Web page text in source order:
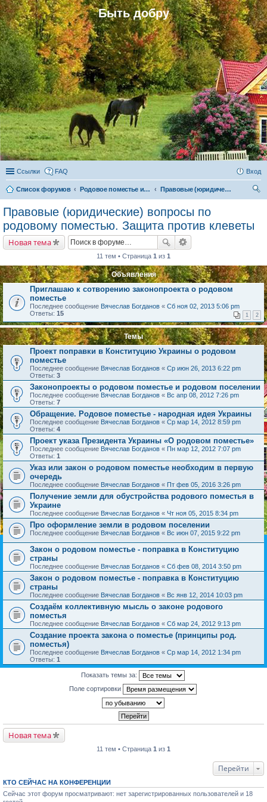
Быть добру
Ссылки FAQ Вход
Список форумов Родовое поместье и родовое поселение
Правовые (юридические) вопросы по родовому поместью. Защита против клеветы
Правовые (юридические) вопросы по
родовому поместью. Защита против клеветы
Новая тема
11 тем • Страница 1 из 1
Объявления
Приглашаю к сотворению законопроекта о родовом
поместье
Последнее сообщение Вячеслав Богданов « Сб ноя 02, 2013 5:06 pm
Ответы: 15 1 2
Темы
Проект поправки в Конституцию Украины о родовом
поместье
Последнее сообщение Вячеслав Богданов « Ср июн 26, 2013 6:22 pm
Ответы: 3
Законопроекты о родовом поместье и родовом поселении
Последнее сообщение Вячеслав Богданов « Вс апр 08, 2012 7:26 pm
Ответы: 7
Обращение. Родовое поместье - народная идея Украины
Последнее сообщение Вячеслав Богданов « Ср мар 14, 2012 8:59 pm
Ответы: 4
Проект указа Президента Украины «О родовом поместье»
Последнее сообщение Вячеслав Богданов « Пн мар 12, 2012 7:07 pm
Ответы: 1
Указ или закон о родовом поместье необходим в первую
очередь
Последнее сообщение Вячеслав Богданов « Пт фев 05, 2016 3:26 pm
Получение земли для обустройства родового поместья в
Украине
Последнее сообщение Вячеслав Богданов « Чт ноя 05, 2015 8:34 pm
Про оформление земли в родовом поселении
Последнее сообщение Вячеслав Богданов « Вс июн 07, 2015 9:22 pm
Закон о родовом поместье - поправка в Конституцию
страны
Последнее сообщение Вячеслав Богданов « Сб фев 08, 2014 3:50 pm
Закон о родовом поместье - поправка в Конституцию
страны
Последнее сообщение Вячеслав Богданов « Вс янв 12, 2014 10:03 pm
Создаём коллективную мысль о законе родового
поместья
Последнее сообщение Вячеслав Богданов « Сб мар 24, 2012 9:13 pm
Создание проекта закона о поместье (принципы род.
поместья)
Последнее сообщение Вячеслав Богданов « Ср мар 14, 2012 1:34 pm
Ответы: 1
Показать темы за:
Поле сортировки
Новая тема
11 тем • Страница 1 из 1
Перейти
КТО СЕЙЧАС НА КОНФЕРЕНЦИИ
Сейчас этот форум просматривают: нет зарегистрированных пользователей и 18